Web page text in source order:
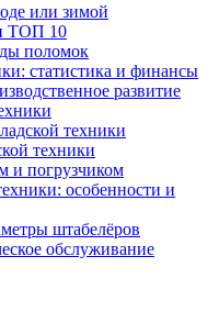
или зимой
ТОП 10
поломок
статистика и финансы
развитие
техники
техники
и погрузчиком
особенности и
штабелёров
обслуживание